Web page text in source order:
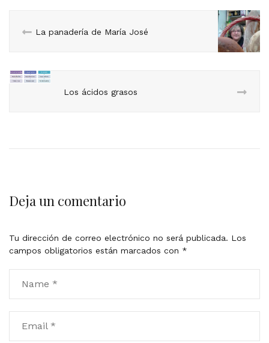
La panadería de María José
Los ácidos grasos
Deja un comentario
Tu dirección de correo electrónico no será publicada. Los
campos obligatorios están marcados con *